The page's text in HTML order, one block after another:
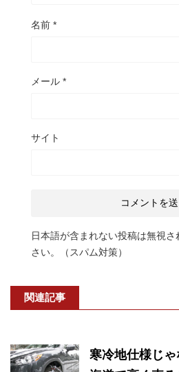
名前 *
メール *
サイト
日本語が含まれない投稿は無視
さい。（スパム対策）
関連記事
寒冷地仕様じ